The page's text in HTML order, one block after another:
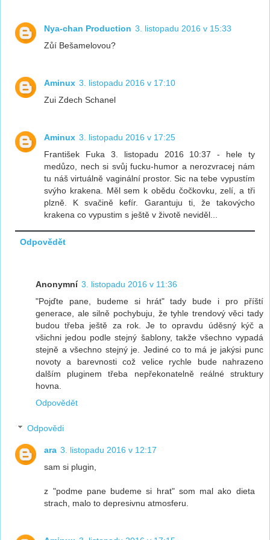
Nya-chan Production 3. listopadu 2016 v 15:33
Zůí Bešamelovou?
Aminux 3. listopadu 2016 v 17:10
Zui Zdech Schanel
Aminux 3. listopadu 2016 v 17:25
František Fuka 3. listopadu 2016 10:37 - hele ty
medůzo, nech si svůj fucku-humor a nerozvracej nám
tu náš virtuálně vaginální prostor. Sic na tebe vypustím
svýho krakena. Měl sem k obědu čočkovku, zelí, a tři
plzně. K svačině kefír. Garantuju ti, že takovýcho
krakena co vypustim s ještě v životě neviděl...
Odpovědět
Anonymní 3. listopadu 2016 v 11:36
"Pojďte pane, budeme si hrát" tady bude i pro příští
generace, ale silně pochybuju, že tyhle trendový věci tady
budou třeba ještě za rok. Je to opravdu úděsný kýč a
všichni jedou podle stejný šablony, takže všechno vypadá
stejně a všechno stejný je. Jediné co to má je jakýsi punc
novoty a barevnosti což velice rychle bude nahrazeno
dalším pluginem třeba nepřekonatelně reálné struktury
hovna.
Odpovědět
Odpovědi
ara 3. listopadu 2016 v 12:17
sam si plugin,
z "podme pane budeme si hrat" som mal ako dieta
strach, malo to depresivnu atmosferu.